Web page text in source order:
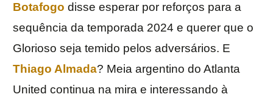
Botafogo disse esperar por reforços para a
sequência da temporada 2024 e querer que o
Glorioso seja temido pelos adversários. E
Thiago Almada? Meia argentino do Atlanta
United continua na mira e interessando à